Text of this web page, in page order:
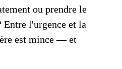
ou prendre le
Entre l'urgence et la
est mince — et